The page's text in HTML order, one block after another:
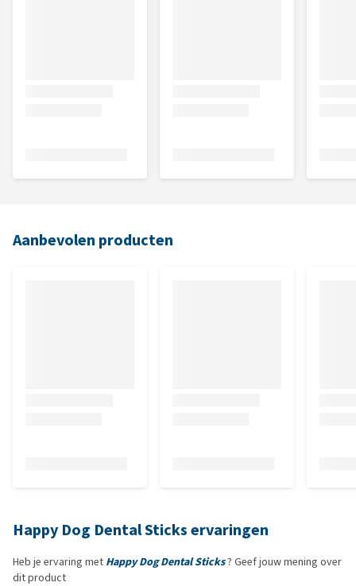
Aanbevolen producten
Happy Dog Dental Sticks ervaringen
Heb je ervaring met Happy Dog Dental Sticks? Geef jouw mening over
dit product